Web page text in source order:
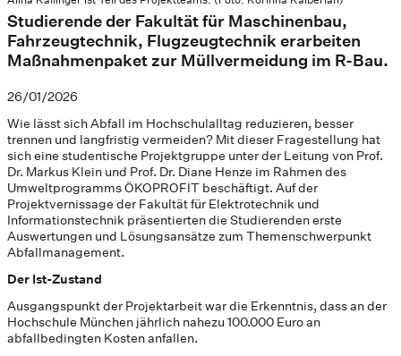
Studierende der Fakultät für Maschinenbau,
Fahrzeugtechnik, Flugzeugtechnik erarbeiten
Maßnahmenpaket zur Müllvermeidung im R-Bau.
26/01/2026
Wie lässt sich Abfall im Hochschulalltag reduzieren, besser
trennen und langfristig vermeiden? Mit dieser Fragestellung hat
sich eine studentische Projektgruppe unter der Leitung von Prof.
Dr. Markus Klein und Prof. Dr. Diane Henze im Rahmen des
Umweltprogramms ÖKOPROFIT beschäftigt. Auf der
Projektvernissage der Fakultät für Elektrotechnik und
Informationstechnik präsentierten die Studierenden erste
Auswertungen und Lösungsansätze zum Themenschwerpunkt
Abfallmanagement.
Der Ist-Zustand
Ausgangspunkt der Projektarbeit war die Erkenntnis, dass an der
Hochschule München jährlich nahezu 100.000 Euro an
abfallbedingten Kosten anfallen.